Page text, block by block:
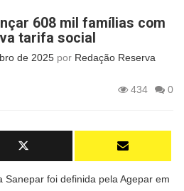
608 mil famílias com
tarifa social
de 2025 por Redação Reserva
434
0
Sanepar foi definida pela Agepar em